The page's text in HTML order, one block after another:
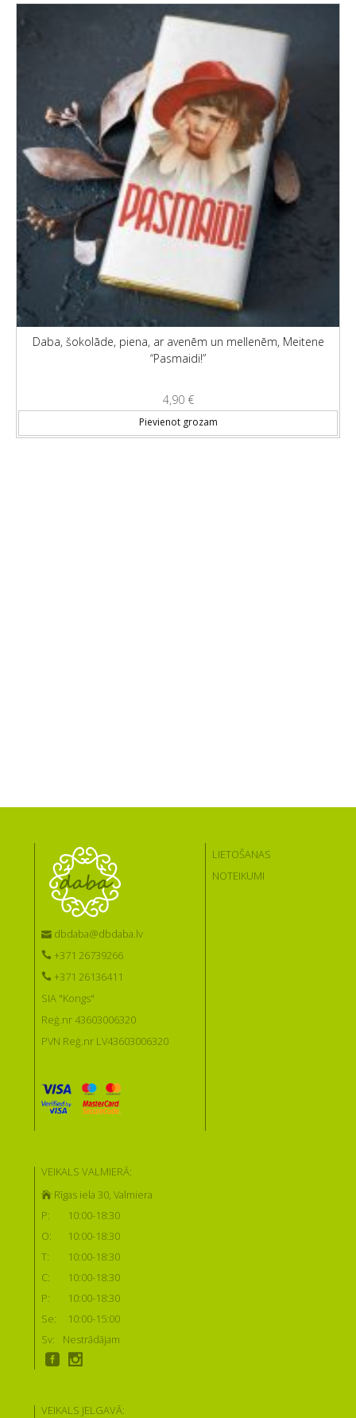
Daba, šokolāde, piena, ar avenēm un mellenēm, Meitene
“Pasmaidi!”
4,90 €
Pievienot grozam
dbdaba@dbdaba.lv
+371 26739266
+371 26136411
SIA "Kongs"
Reģ.nr 43603006320
PVN Reģ.nr LV43603006320
LIETOŠANAS
NOTEIKUMI
VEIKALS VALMIERĀ:
Rīgas iela 30, Valmiera
P:
10:00-18:30
O:
10:00-18:30
T:
10:00-18:30
C:
10:00-18:30
P:
10:00-18:30
Se:
10:00-15:00
Sv:
Nestrādājam
VEIKALS JELGAVĀ: